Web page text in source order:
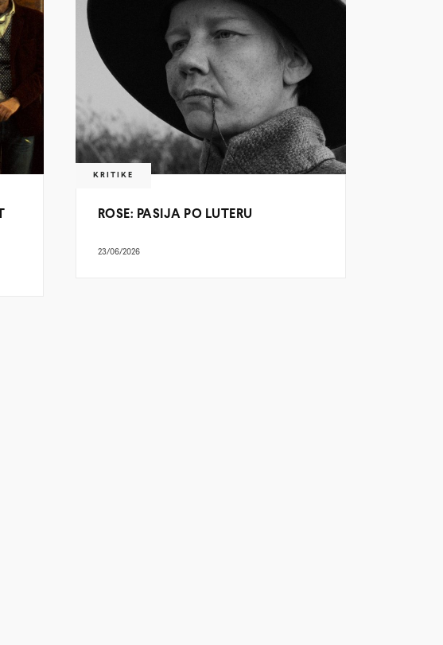
KRITIKE
ROSE: PASIJA PO LUTERU
23/06/2026